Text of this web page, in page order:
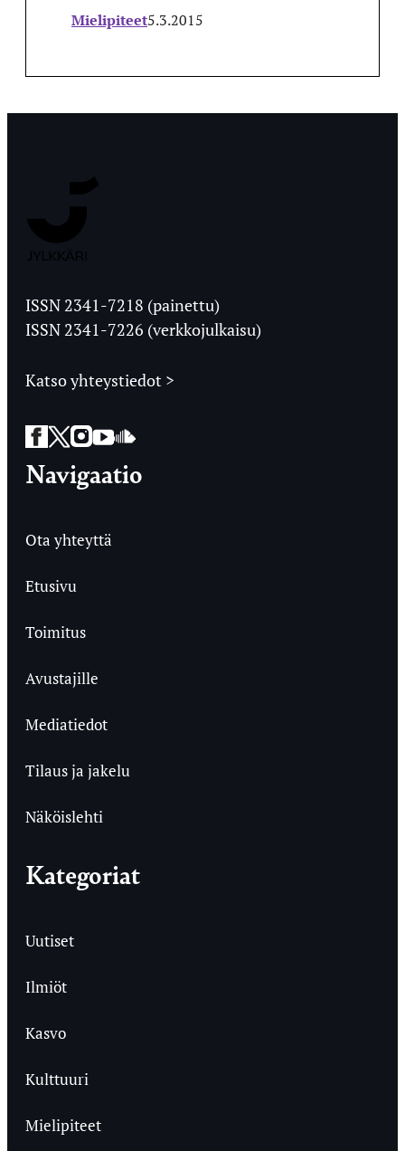
Mielipiteet5.3.2015
Ylioppilaslehti
ISSN 2341-7218 (painettu)
ISSN 2341-7226 (verkkojulkaisu)
Katso yhteystiedot >
Facebook
Twitter
Instagram
YouTube
SoundCloud
Navigaatio
Ota yhteyttä
Etusivu
Toimitus
Avustajille
Mediatiedot
Tilaus ja jakelu
Näköislehti
Kategoriat
Uutiset
Ilmiöt
Kasvo
Kulttuuri
Mielipiteet